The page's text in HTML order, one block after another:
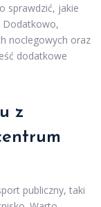
sprawdzić, jakie
Dodatkowo,
noclegowych oraz
dodatkowe
z
publiczny, taki